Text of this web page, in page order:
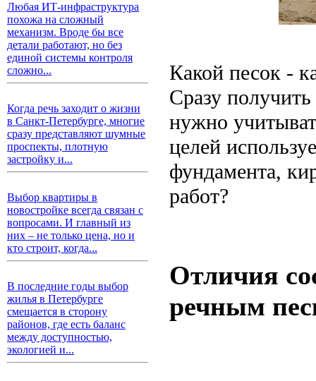
Любая ИТ-инфраструктура
похожа на сложный
механизм. Вроде бы все
детали работают, но без
единой системы контроля
сложно...
Когда речь заходит о жизни
в Санкт-Петербурге, многие
сразу представляют шумные
проспекты, плотную
застройку и...
Выбор квартиры в
новостройке всегда связан с
вопросами. И главный из
них – не только цена, но и
кто строит, когда...
В последние годы выбор
жилья в Петербурге
смещается в сторону
районов, где есть баланс
между доступностью,
экологией и...
Какой песок -
Сразу получить
нужно
целей
фундамента,
работ?
Отличия
речным